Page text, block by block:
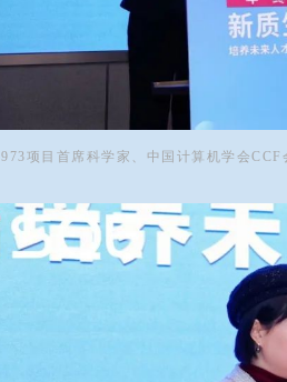
973项目首席科学家、中国计算机学会